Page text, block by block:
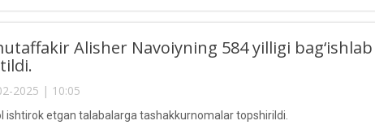
Alisher Navoiyning 584 yilligi
2025 | 10:05
ishtirok etgan talabalarga tashakkurnomalar topshirildi.